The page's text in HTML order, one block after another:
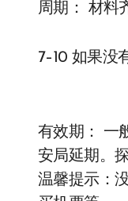
周期： 材料
7–10 如果没
有效期： 一
安局延期。
温馨提示：